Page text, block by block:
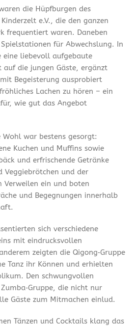
die Hüpfburgen des
e.V., die den ganzen
frequentiert waren. Daneben
für Abwechslung. In
liebevoll aufgebaute
auf die jungen Gäste, ergänzt
Begeisterung ausprobiert
Lachen zu hören – ein
wie gut das Angebot
war bestens gesorgt:
Kuchen und Muffins sowie
und erfrischende Getränke
Veggiebrötchen und der
Verweilen ein und boten
und Begegnungen innerhalb
sich verschiedene
mit eindrucksvollen
zeigten die Qigong‑Gruppe
Tanz ihr Können und erhielten
Den schwungvollen
die nicht nur
Gäste zum Mitmachen einlud.
Tänzen und Cocktails klang das